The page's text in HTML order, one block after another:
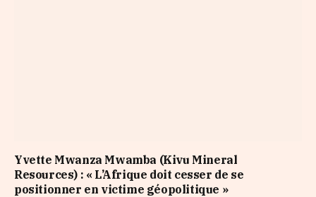
​Yvette Mwanza Mwamba (Kivu Mineral
Resources) : « L’Afrique doit cesser de se
positionner en victime géopolitique »